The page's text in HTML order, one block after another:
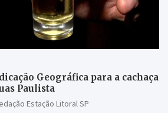
Geográfica para a cachaça
Paulista
Estação Litoral SP